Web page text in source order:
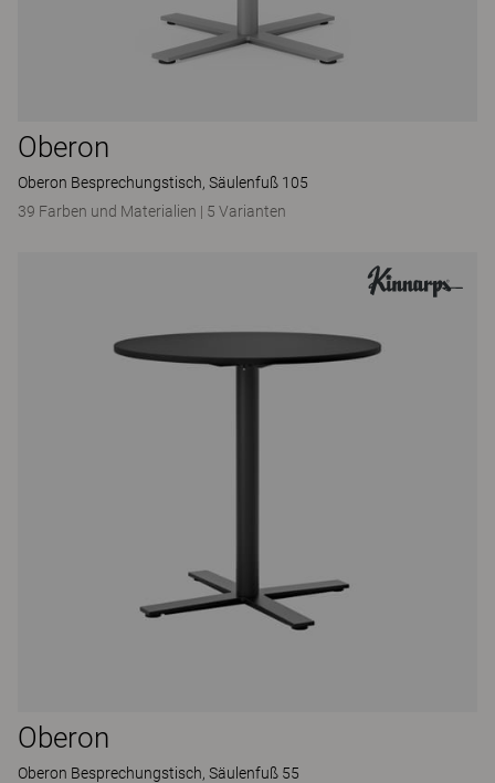
Oberon
Oberon Besprechungstisch, Säulenfuß 105
39 Farben und Materialien | 5 Varianten
Oberon
Oberon Besprechungstisch, Säulenfuß 55